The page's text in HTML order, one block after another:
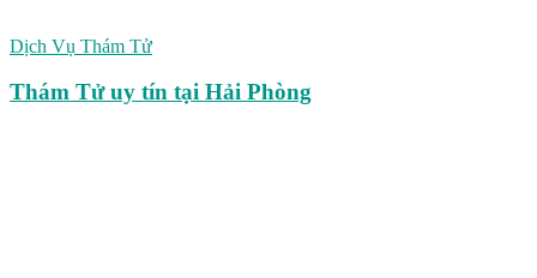
Dịch Vụ Thám Tử
Thám Tử uy tín tại Hải Phòng